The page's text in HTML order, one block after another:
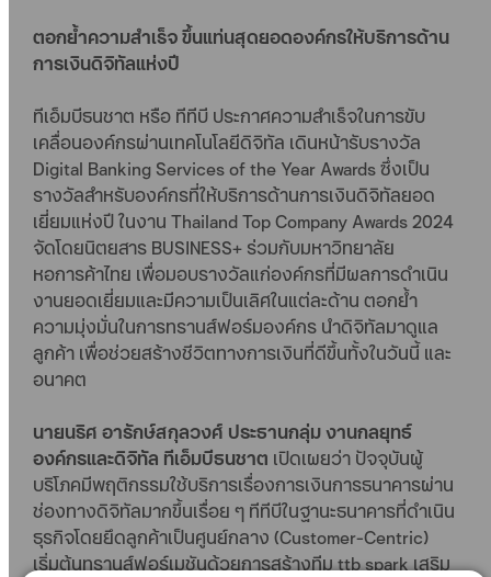
ตอกย้ำความสำเร็จ ขึ้นแท่นสุดยอดองค์กรให้บริการด้าน
การเงินดิจิทัลแห่งปี
ทีเอ็มบีธนชาต หรือ ทีทีบี ประกาศความสำเร็จในการขับ
เคลื่อนองค์กรผ่านเทคโนโลยีดิจิทัล เดินหน้ารับรางวัล
Digital Banking Services of the Year Awards ซึ่งเป็น
รางวัลสำหรับองค์กรที่ให้บริการด้านการเงินดิจิทัลยอด
เยี่ยมแห่งปี ในงาน Thailand Top Company Awards 2024
จัดโดยนิตยสาร BUSINESS+ ร่วมกับมหาวิทยาลัย
หอการค้าไทย เพื่อมอบรางวัลแก่องค์กรที่มีผลการดำเนิน
งานยอดเยี่ยมและมีความเป็นเลิศในแต่ละด้าน ตอกย้ำ
ความมุ่งมั่นในการทรานส์ฟอร์มองค์กร นำดิจิทัลมาดูแล
ลูกค้า เพื่อช่วยสร้างชีวิตทางการเงินที่ดีขึ้นทั้งในวันนี้ และ
อนาคต
นายนริศ อารักษ์สกุลวงศ์ ประธานกลุ่ม งานกลยุทธ์
องค์กรและดิจิทัล ทีเอ็มบีธนชาต เปิดเผยว่า ปัจจุบันผู้
บริโภคมีพฤติกรรมใช้บริการเรื่องการเงินการธนาคารผ่าน
ช่องทางดิจิทัลมากขึ้นเรื่อย ๆ ทีทีบีในฐานะธนาคารที่ดำเนิน
ธุรกิจโดยยึดลูกค้าเป็นศูนย์กลาง (Customer-Centric)
เริ่มต้นทรานส์ฟอร์เมชันด้วยการสร้างทีม ttb spark เสริม